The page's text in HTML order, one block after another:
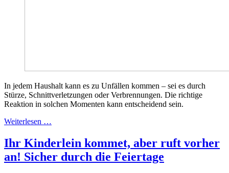
In jedem Haushalt kann es zu Unfällen kommen – sei es durch
Stürze, Schnittverletzungen oder Verbrennungen. Die richtige
Reaktion in solchen Momenten kann entscheidend sein.
Weiterlesen …
Ihr Kinderlein kommet, aber ruft vorher
an! Sicher durch die Feiertage